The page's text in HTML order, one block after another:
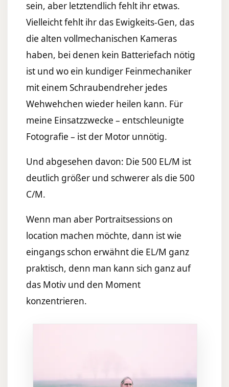
sein, aber letztendlich fehlt ihr etwas.
Vielleicht fehlt ihr das Ewigkeits-Gen, das
die alten vollmechanischen Kameras
haben, bei denen kein Batteriefach nötig
ist und wo ein kundiger Feinmechaniker
mit einem Schraubendreher jedes
Wehwehchen wieder heilen kann. Für
meine Einsatzzwecke – entschleunigte
Fotografie – ist der Motor unnötig.
Und abgesehen davon: Die 500 EL/M ist
deutlich größer und schwerer als die 500
C/M.
Wenn man aber Portraitsessions on
location machen möchte, dann ist wie
eingangs schon erwähnt die EL/M ganz
praktisch, denn man kann sich ganz auf
das Motiv und den Moment
konzentrieren.